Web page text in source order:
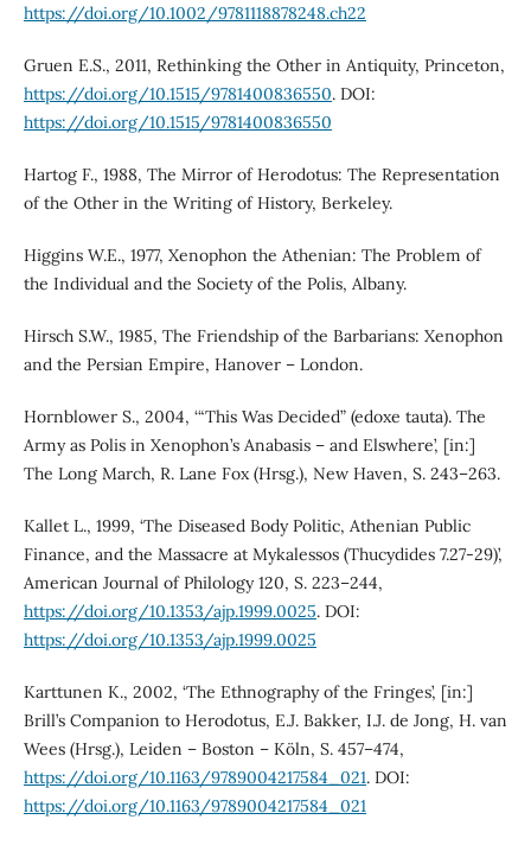
https://doi.org/10.1002/9781118878248.ch22
Gruen E.S., 2011, Rethinking the Other in Antiquity, Princeton,
https://doi.org/10.1515/9781400836550. DOI:
https://doi.org/10.1515/9781400836550
Hartog F., 1988, The Mirror of Herodotus: The Representation
of the Other in the Writing of History, Berkeley.
Higgins W.E., 1977, Xenophon the Athenian: The Problem of
the Individual and the Society of the Polis, Albany.
Hirsch S.W., 1985, The Friendship of the Barbarians: Xenophon
and the Persian Empire, Hanover – London.
Hornblower S., 2004, ‘“This Was Decided” (edoxe tauta). The
Army as Polis in Xenophon’s Anabasis – and Elswhere’, [in:]
The Long March, R. Lane Fox (Hrsg.), New Haven, S. 243–263.
Kallet L., 1999, ‘The Diseased Body Politic, Athenian Public
Finance, and the Massacre at Mykalessos (Thucydides 7.27-29)’,
American Journal of Philology 120, S. 223–244,
https://doi.org/10.1353/ajp.1999.0025. DOI:
https://doi.org/10.1353/ajp.1999.0025
Karttunen K., 2002, ‘The Ethnography of the Fringes’, [in:]
Brill’s Companion to Herodotus, E.J. Bakker, I.J. de Jong, H. van
Wees (Hrsg.), Leiden – Boston – Köln, S. 457–474,
https://doi.org/10.1163/9789004217584_021. DOI:
https://doi.org/10.1163/9789004217584_021